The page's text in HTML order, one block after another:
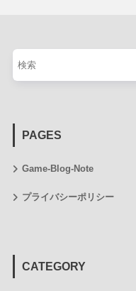
PAGES
Game-Blog-Note
プライバシーポリシー
CATEGORY